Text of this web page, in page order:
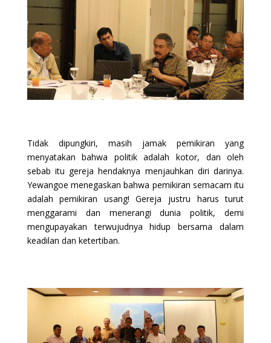
Tidak dipungkiri, masih jamak pemikiran yang
menyatakan bahwa politik adalah kotor, dan oleh
sebab itu gereja hendaknya menjauhkan diri darinya.
Yewangoe menegaskan bahwa pemikiran semacam itu
adalah pemikiran usang! Gereja justru harus turut
menggarami dan menerangi dunia politik, demi
mengupayakan terwujudnya hidup bersama dalam
keadilan dan ketertiban.